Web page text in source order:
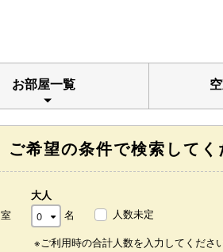
お部屋一覧
ご希望の条件で検索してく
室
大人
名
人数未定
※ご利用時の合計人数を入力してくださ